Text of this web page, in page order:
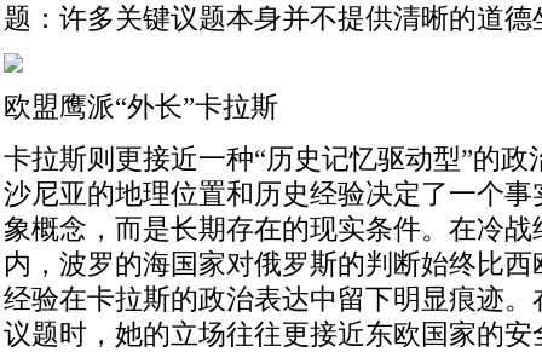
题：许多关键议题本身并不提供清晰的道德
欧盟鹰派“外长”卡拉斯
卡拉斯则更接近一种“历史记忆驱动型”的
沙尼亚的地理位置和历史经验决定了一个
象概念，而是长期存在的现实条件。在冷
内，波罗的海国家对俄罗斯的判断始终比
经验在卡拉斯的政治表达中留下明显痕迹
议题时，她的立场往往更接近东欧国家的